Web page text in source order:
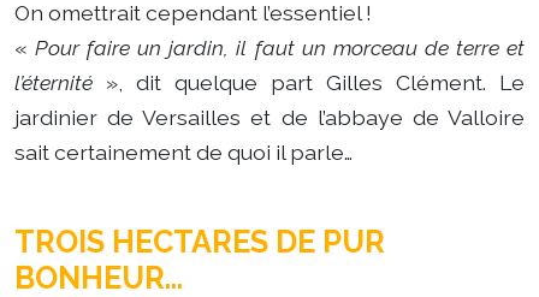
On omettrait cependant l’essentiel !
«Pour faire un jardin, il faut un morceau de terre et
l’éternité », dit quelque part Gilles Clément. Le
jardinier de Versailles et de l’abbaye de Valloire
sait certainement de quoi il parle…
TROIS HECTARES DE PUR
BONHEUR…